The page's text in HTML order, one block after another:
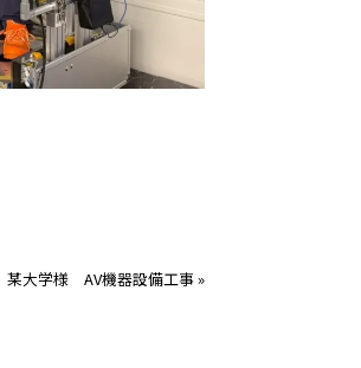
某大学様 AV機器設備工事»